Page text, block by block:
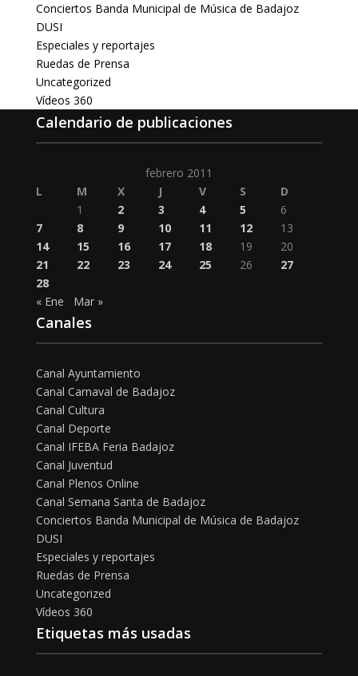
Conciertos Banda Municipal de Música de Badajoz
DUSI
Especiales y reportajes
Ruedas de Prensa
Uncategorized
Vídeos 360
Calendario de publicaciones
febrero 2011
L
M X J V S
D
1
2 3 4 5
6
7
8 9 10 11 12
13
14
15 16 17 18 19
20
21
22 23 24 25 26
27
28
« Ene
Mar »
Canales
Canal Ayuntamiento
Canal Carnaval de Badajoz
Canal Cultura
Canal Deporte
Canal IFEBA Feria Badajoz
Canal Juventud
Canal Plenos Online
Canal Semana Santa de Badajoz
Conciertos Banda Municipal de Música de Badajoz
DUSI
Especiales y reportajes
Ruedas de Prensa
Uncategorized
Vídeos 360
Etiquetas más usadas